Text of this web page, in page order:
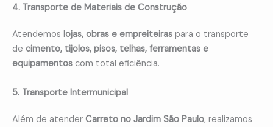
4. Transporte de Materiais de Construção
Atendemos lojas, obras e empreiteiras para o transporte
de cimento, tijolos, pisos, telhas, ferramentas e
equipamentos com total eficiência.
5. Transporte Intermunicipal
Além de atender Carreto no Jardim São Paulo, realizamos